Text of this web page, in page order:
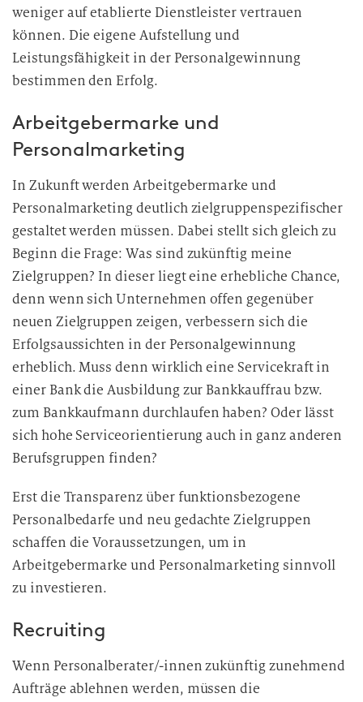
weniger auf etablierte Dienstleister vertrauen
können. Die eigene Aufstellung und
Leistungsfähigkeit in der Personalgewinnung
bestimmen den Erfolg.
Arbeitgebermarke und
Personalmarketing
In Zukunft werden Arbeitgebermarke und
Personalmarketing deutlich zielgruppenspezifischer
gestaltet werden müssen. Dabei stellt sich gleich zu
Beginn die Frage: Was sind zukünftig meine
Zielgruppen? In dieser liegt eine erhebliche Chance,
denn wenn sich Unternehmen offen gegenüber
neuen Zielgruppen zeigen, verbessern sich die
Erfolgsaussichten in der Personalgewinnung
erheblich. Muss denn wirklich eine Servicekraft in
einer Bank die Ausbildung zur Bankkauffrau bzw.
zum Bankkaufmann durchlaufen haben? Oder lässt
sich hohe Serviceorientierung auch in ganz anderen
Berufsgruppen finden?
Erst die Transparenz über funktionsbezogene
Personalbedarfe und neu gedachte Zielgruppen
schaffen die Voraussetzungen, um in
Arbeitgebermarke und Personalmarketing sinnvoll
zu investieren.
Recruiting
Wenn Personalberater/-innen zukünftig zunehmend
Aufträge ablehnen werden, müssen die